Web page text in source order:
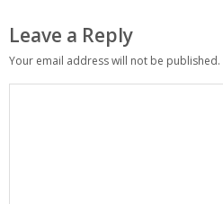
Leave a Reply
Your email address will not be published.